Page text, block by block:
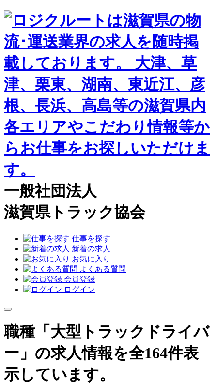
一般社団法人
滋賀県トラック協会
仕事を探す
新着の求人
お気に入り
よくある質問
会員登録
ログイン
職種「大型トラックドライバ
ー」の求人情報を全164件表
示しています。